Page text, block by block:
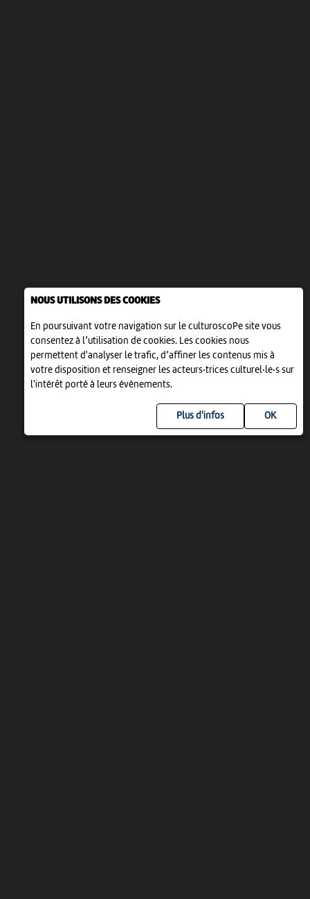
NOUS UTILISONS DES COOKIES
En poursuivant votre navigation sur le culturoscoPe site vous
consentez à l’utilisation de cookies. Les cookies nous
permettent d'analyser le trafic, d’affiner les contenus mis à
votre disposition et renseigner les acteurs·trices culturel·le·s sur
l'intérêt porté à leurs événements.
Plus d'infos